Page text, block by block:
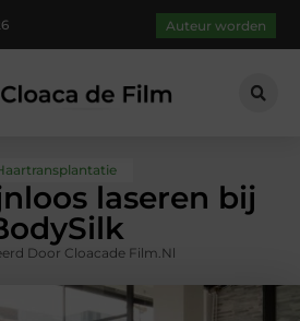
Auteur worden
laseren bij
Door Cloacade Film.nl